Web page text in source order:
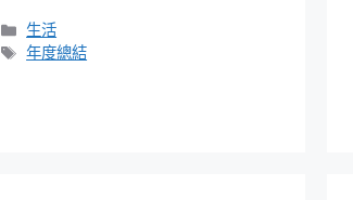
分
類
生活
標
年度總結